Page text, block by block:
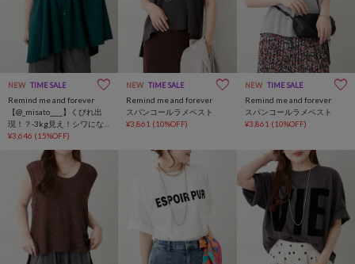
NEW TIME SALE
Remind me and forever
【@_misato____】くびれ出
現！？-3kg見え！シワにな
りにくい大人ウエストタッ
¥3,646 (15%OFF)
NEW TIME SALE
Remind me and forever
スパンコールラメベスト
¥3,861 (10%OFF)
NEW TIME SALE
Remind me and forever
スパンコールラメベスト
¥3,861 (10%OFF)